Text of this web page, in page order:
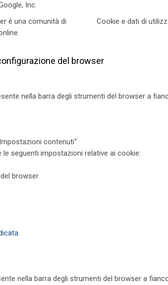
Inc.
è una comunità di
Cookie e dati di
del browser
nella barra degli strumenti del browser a
contenuti"
seguenti impostazioni relative ai cookie:
browser
.
nella barra degli strumenti del browser a